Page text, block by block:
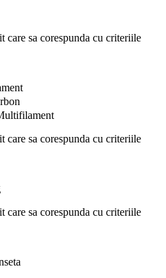
care sa corespunda cu criteriile
care sa corespunda cu criteriile
care sa corespunda cu criteriile